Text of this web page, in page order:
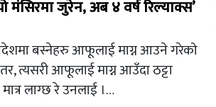
मंसिरमा जुरेन, अब ४ वर्ष रिल्याक्स’
बस्नेहरु आफूलाई माग्न आउने गरेको
त्यसरी आफूलाई माग्न आउँदा ठट्टा
लाग्छ रे उनलाई ।…